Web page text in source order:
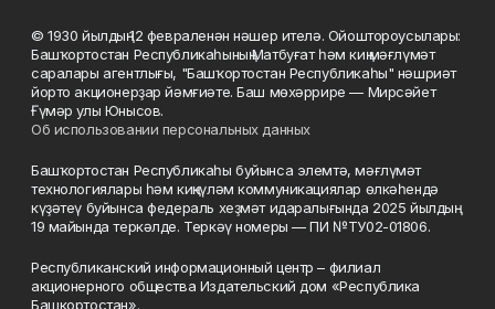
© 1930 йылдың 12 февраленән нәшер ителә. Ойоштороусылары:
Башҡортостан Республикаһының Матбуғат һәм киң мәғлүмәт
саралары агентлығы, "Башҡортостан Республикаһы" нәшриәт
йорто акционерҙар йәмғиәте. Баш мөхәррире — Мирсәйет
Ғүмәр улы Юнысов.
Об использовании персональных данных
Башҡортостан Республикаһы буйынса элемтә, мәғлүмәт
технологиялары һәм киңкүләм коммуникациялар өлкәһендә
күҙәтеү буйынса федераль хеҙмәт идаралығында 2025 йылдың
19 майында теркәлде. Теркәү номеры — ПИ №ТУ02-01806.
Республиканский информационный центр – филиал
акционерного общества Издательский дом «Республика
Башкортостан».